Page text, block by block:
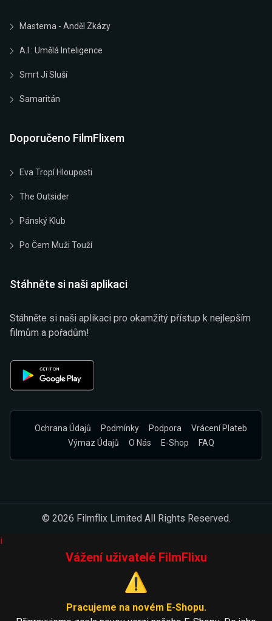
Mastema - Anděl Zkázy
A.I.: Umělá Inteligence
Smrt Jí Sluší
Samaritán
Doporučeno FilmFlixem
Eva Tropí Hlouposti
The Outsider
Pánský Klub
Po Čem Muži Touží
Stáhněte si naši aplikaci
Stáhněte si naši aplikaci pro okamžitý přístup k nejlepším
filmům a pořadům!
Ochrana Údajů Podmínky Podpora
Vrácení Plateb
Výmaz Údajů
O Nás E-Shop FAQ
© 2026 Filmflix Limited All Rights Reserved.
i
Vážení uživatelé FilmFlixu
⚠️
Pracujeme na novém E-Shopu.